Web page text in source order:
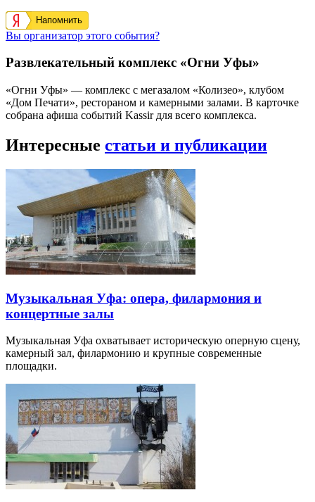
Напомнить
Вы организатор этого события?
Развлекательный комплекс «Огни Уфы»
«Огни Уфы» — комплекс с мегазалом «Колизео», клубом
«Дом Печати», рестораном и камерными залами. В карточке
собрана афиша событий Kassir для всего комплекса.
Интересные статьи и публикации
Музыкальная Уфа: опера, филармония и
концертные залы
Музыкальная Уфа охватывает историческую оперную сцену,
камерный зал, филармонию и крупные современные
площадки.